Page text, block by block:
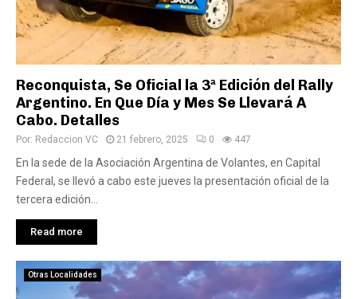
Reconquista, Se Oficial la 3ª Edición del Rally
Argentino. En Que Día y Mes Se Llevará A
Cabo. Detalles
Por: Redaccion VC 21 febrero, 2025 0 447
En la sede de la Asociación Argentina de Volantes, en Capital
Federal, se llevó a cabo este jueves la presentación oficial de la
tercera edición...
Read more
Otras Localidades